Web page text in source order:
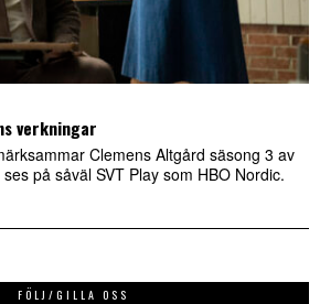
verkningar
Clemens Altgård säsong 3 av
på såväl SVT Play som HBO Nordic.
FÖLJ/GILLA OSS